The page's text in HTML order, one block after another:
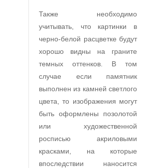
Также необходимо
учитывать, что картинки в
черно-белой расцветке будут
хорошо видны на граните
темных оттенков. В том
случае если памятник
выполнен из камней светлого
цвета, то изображения могут
быть оформлены позолотой
или художественной
росписью акриловыми
красками, на которые
впоследствии наносится